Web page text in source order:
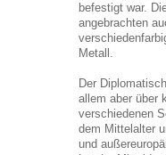
befestigt war.
angebrachten
Metall.
Der
allem aber über
verschiedenen
dem Mittelalter
und